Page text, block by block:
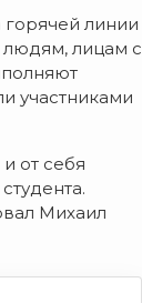
линии
лицам с
участниками
от себя
Михаил